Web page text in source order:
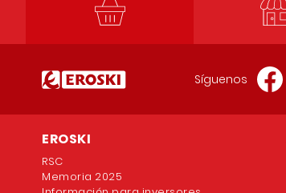
Síguenos
EROSKI
RSC
Memoria 2025